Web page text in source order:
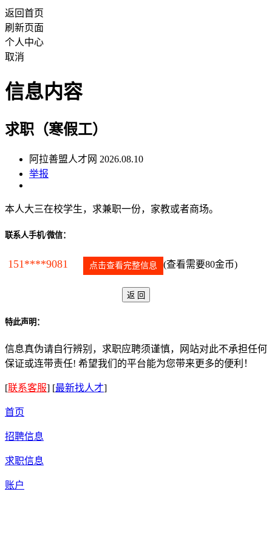
返回首页
刷新页面
个人中心
取消
信息内容
求职（寒假工）
阿拉善盟人才网 2026.08.10
举报
本人大三在校学生，求兼职一份，家教或者商场。
联系人手机/微信：
151****9081 点击查看完整信息 (查看需要80金币)
特此声明：
信息真伪请自行辨别，求职应聘须谨慎，网站对此不承担任何
保证或连带责任! 希望我们的平台能为您带来更多的便利！
[联系客服] [最新找人才]
首页
招聘信息
求职信息
账户